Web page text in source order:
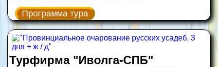
Программа тура
Турфирма "Иволга-СПБ"